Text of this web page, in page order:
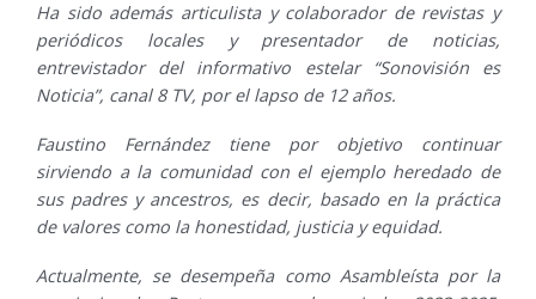
Ha sido además articulista y colaborador de revistas y
periódicos locales y presentador de noticias,
entrevistador del informativo estelar “Sonovisión es
Noticia”, canal 8 TV, por el lapso de 12 años.
Faustino Fernández tiene por objetivo continuar
sirviendo a la comunidad con el ejemplo heredado de
sus padres y ancestros, es decir, basado en la práctica
de valores como la honestidad, justicia y equidad.
Actualmente, se desempeña como Asambleísta por la